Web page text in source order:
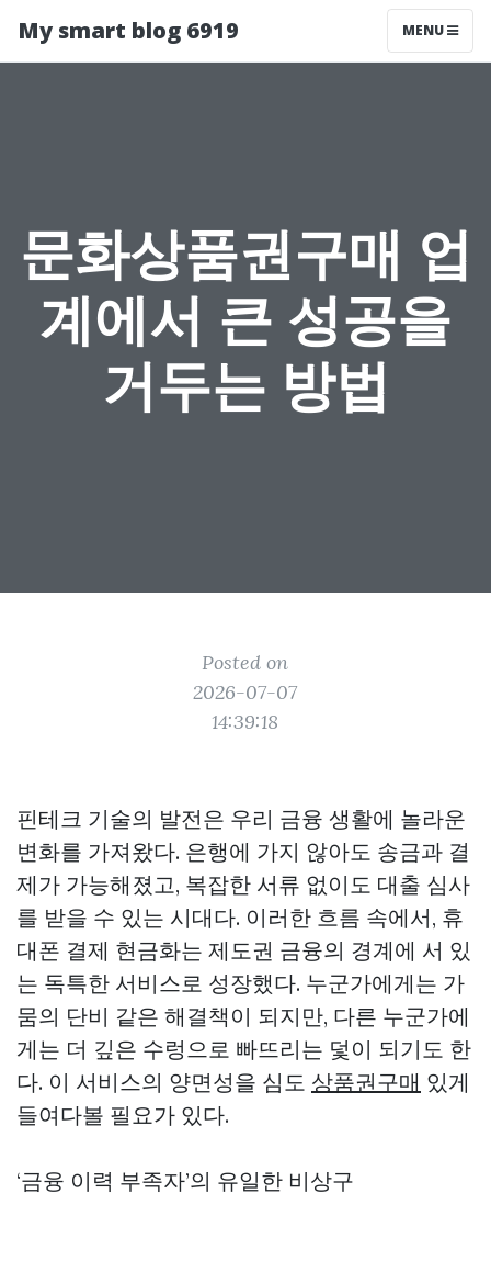
My smart blog 6919 MENU
문화상품권구매 업
계에서 큰 성공을
거두는 방법
Posted on
2026-07-07
14:39:18
핀테크 기술의 발전은 우리 금융 생활에 놀라운
변화를 가져왔다. 은행에 가지 않아도 송금과 결
제가 가능해졌고, 복잡한 서류 없이도 대출 심사
를 받을 수 있는 시대다. 이러한 흐름 속에서, 휴
대폰 결제 현금화는 제도권 금융의 경계에 서 있
는 독특한 서비스로 성장했다. 누군가에게는 가
뭄의 단비 같은 해결책이 되지만, 다른 누군가에
게는 더 깊은 수렁으로 빠뜨리는 덫이 되기도 한
다. 이 서비스의 양면성을 심도 상품권구매 있게
들여다볼 필요가 있다.
‘금융 이력 부족자’의 유일한 비상구